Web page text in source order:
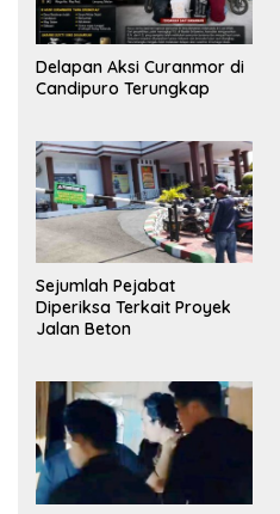
Delapan Aksi Curanmor di
Candipuro Terungkap
Sejumlah Pejabat
Diperiksa Terkait Proyek
Jalan Beton